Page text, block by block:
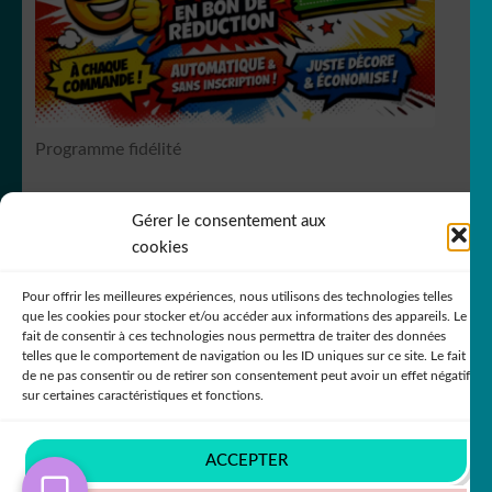
Gérer le consentement aux
cookies
Pour offrir les meilleures expériences, nous utilisons des technologies telles
que les cookies pour stocker et/ou accéder aux informations des appareils. Le
fait de consentir à ces technologies nous permettra de traiter des données
telles que le comportement de navigation ou les ID uniques sur ce site. Le fait
de ne pas consentir ou de retirer son consentement peut avoir un effet négatif
sur certaines caractéristiques et fonctions.
ACCEPTER
Générateur de sticker
☕ Mugs
OUVRIR
ENFANT
Programme fidélité
RCS Bergerac SIREN 751
© DecoStickerStore 2026
Politique de confidentialité
WooCommerce.